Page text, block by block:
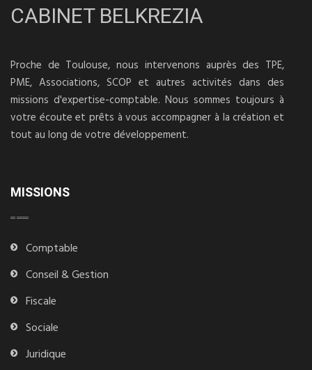
CABINET BELKREZIA
Proche de Toulouse, nous intervenons auprès des TPE,
PME, Associations, SCOP et autres activités dans des
missions d'expertise-comptable. Nous sommes toujours à
votre écoute et prêts à vous accompagner à la création et
tout au long de votre développement.
MISSIONS
Comptable
Conseil & Gestion
Fiscale
Sociale
Juridique